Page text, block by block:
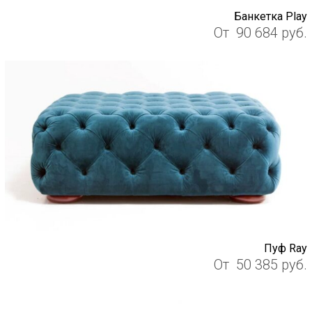
Банкетка Play
От 90 684 руб.
Пуф Ray
От 50 385 руб.